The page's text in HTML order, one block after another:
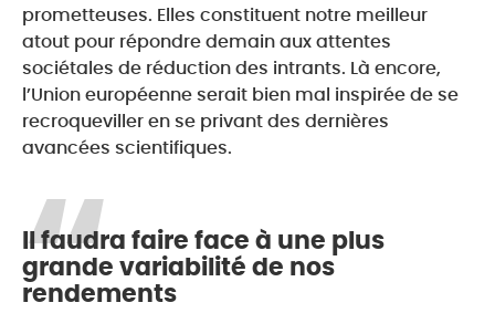
prometteuses. Elles constituent notre meilleur
atout pour répondre demain aux attentes
sociétales de réduction des intrants. Là encore,
l’Union européenne serait bien mal inspirée de se
recroqueviller en se privant des dernières
avancées scientifiques.
Il faudra faire face à une plus
grande variabilité de nos
rendements